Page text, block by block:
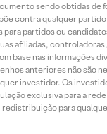
sendo obtidas
contra qualquer
partidos ou
afiliadas,
nas informações
anteriores não
investidor. Os
exclusiva para a
para